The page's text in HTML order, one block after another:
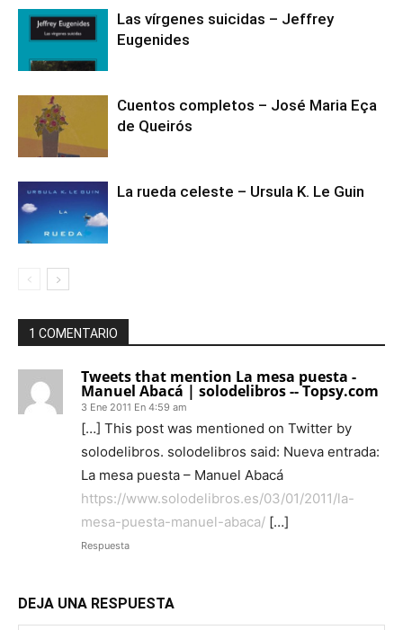
Las vírgenes suicidas – Jeffrey
Eugenides
Cuentos completos – José Maria Eça
de Queirós
La rueda celeste – Ursula K. Le Guin
1 COMENTARIO
Tweets that mention La mesa puesta -
Manuel Abacá | solodelibros -- Topsy.com
3 Ene 2011 En 4:59 am
[…] This post was mentioned on Twitter by
solodelibros. solodelibros said: Nueva entrada:
La mesa puesta – Manuel Abacá
https://www.solodelibros.es/03/01/2011/la-
mesa-puesta-manuel-abaca/ […]
Respuesta
DEJA UNA RESPUESTA